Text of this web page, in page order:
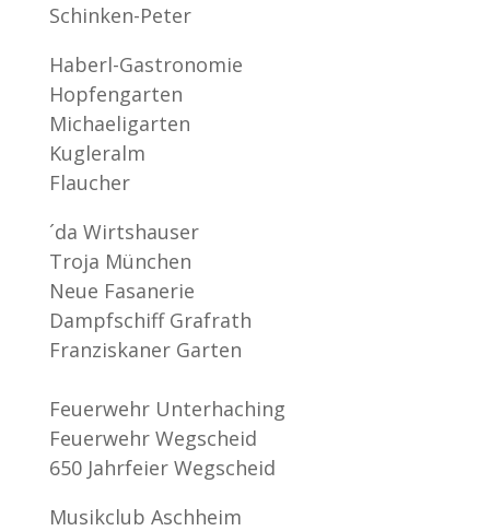
Schinken-Peter
Haberl-Gastronomie
Hopfengarten
Michaeligarten
Kugleralm
Flaucher
´da Wirtshauser
Troja München
Neue Fasanerie
Dampfschiff Grafrath
Franziskaner Garten
Feuerwehr Unterhaching
Feuerwehr Wegscheid
650 Jahrfeier Wegscheid
Musikclub Aschheim